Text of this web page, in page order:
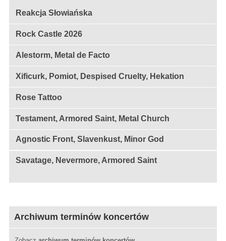
Reakcja Słowiańska
Rock Castle 2026
Alestorm, Metal de Facto
Xificurk, Pomiot, Despised Cruelty, Hekation
Rose Tattoo
Testament, Armored Saint, Metal Church
Agnostic Front, Slavenkust, Minor God
Savatage, Nevermore, Armored Saint
Archiwum terminów koncertów